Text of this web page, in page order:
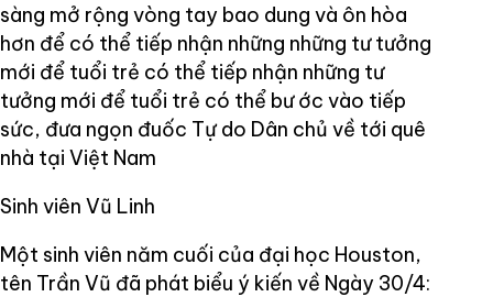
sàng mở rộng vòng tay bao dung và ôn hòa
hơn để có thể tiếp nhận những những tư tưởng
mới để tuổi trẻ có thể tiếp nhận những tư
tưởng mới để tuổi trẻ có thể bư ớc vào tiếp
sức, đưa ngọn đuốc Tự do Dân chủ về tới quê
nhà tại Việt Nam
Sinh viên Vũ Linh
Một sinh viên năm cuối của đại học Houston,
tên Trần Vũ đã phát biểu ý kiến về Ngày 30/4: